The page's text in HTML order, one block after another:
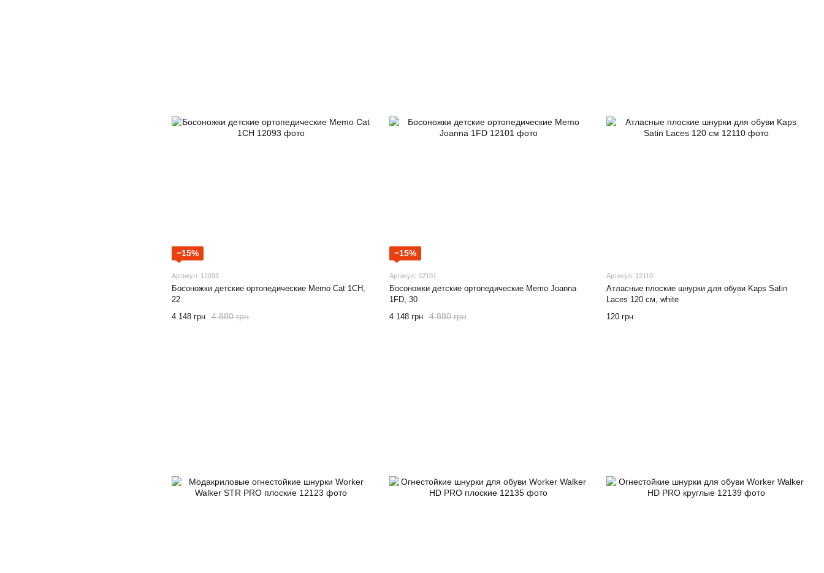
−15%
Артикул: 12093
Босоножки детские ортопедические Memo Cat 1CH,
22
4 880 грн
4 148 грн
−15%
Артикул: 12101
Босоножки детские ортопедические Memo Joanna
1FD, 30
4 880 грн
4 148 грн
Артикул: 12110
Атласные плоские шнурки для обуви Kaps Satin
Laces 120 см, white
120 грн